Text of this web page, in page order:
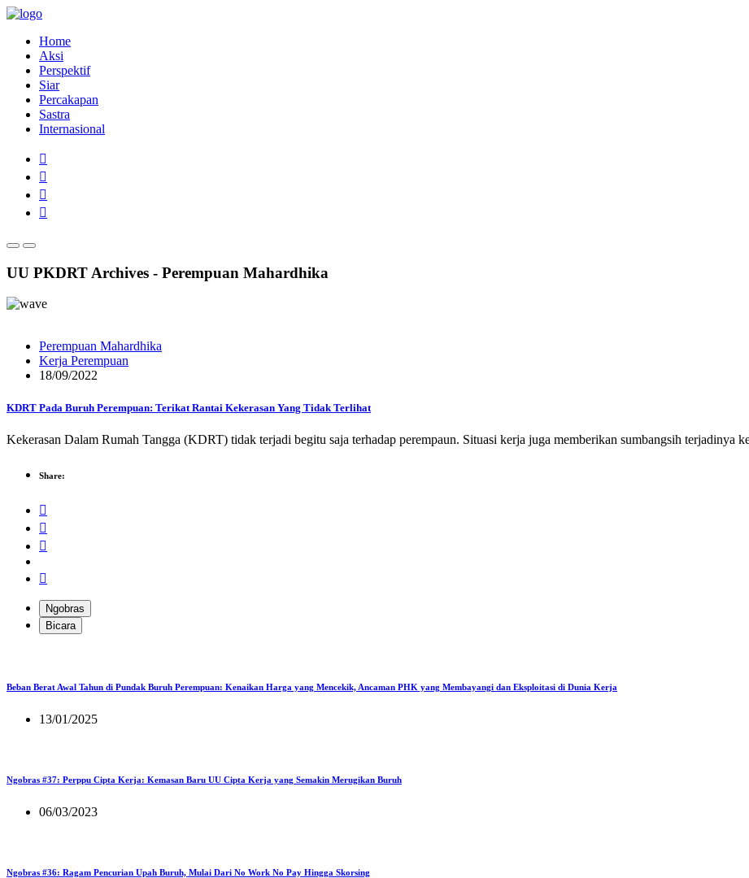
Home
Aksi
Perspektif
Siar
Percakapan
Sastra
Internasional
UU PKDRT Archives - Perempuan Mahardhika
Perempuan Mahardhika
Kerja Perempuan
18/09/2022
KDRT Pada Buruh Perempuan: Terikat Rantai Kekerasan Yang Tidak Terlihat
Kekerasan Dalam Rumah Tangga (KDRT) tidak terjadi begitu saja terhadap perempaun. Situasi kerja juga memberikan sumbangsih terjadinya
Share:
Ngobras
Bicara
Beban Berat Awal Tahun di Pundak Buruh Perempuan: Kenaikan Harga yang Mencekik, Ancaman PHK yang Membayangi dan Eksploitasi di Dunia Kerja
13/01/2025
Ngobras #37: Perppu Cipta Kerja: Kemasan Baru UU Cipta Kerja yang Semakin Merugikan Buruh
06/03/2023
Ngobras #36: Ragam Pencurian Upah Buruh, Mulai Dari No Work No Pay Hingga Skorsing